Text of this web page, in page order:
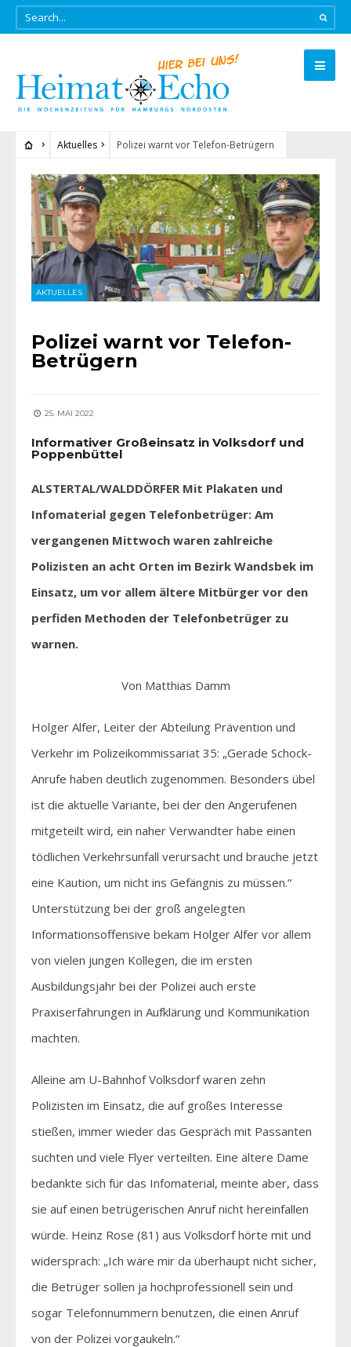
Aktuelles Polizei warnt vor Telefon-Betrügern
AKTUELLES
Polizei warnt vor Telefon-
Betrügern
25. MAI 2022
Informativer Großeinsatz in Volksdorf und
Poppenbüttel
ALSTERTAL/WALDDÖRFER Mit Plakaten und
Infomaterial gegen Telefonbetrüger: Am
vergangenen Mittwoch waren zahlreiche
Polizisten an acht Orten im Bezirk Wandsbek im
Einsatz, um vor allem ältere Mitbürger vor den
perfiden Methoden der Telefonbetrüger zu
warnen.
Von Matthias Damm
Holger Alfer, Leiter der Abteilung Prävention und
Verkehr im Polizeikommissariat 35: „Gerade Schock-
Anrufe haben deutlich zugenommen. Besonders übel
ist die aktuelle Variante, bei der den Angerufenen
mitgeteilt wird, ein naher Verwandter habe einen
tödlichen Verkehrsunfall verursacht und brauche jetzt
eine Kaution, um nicht ins Gefängnis zu müssen.“
Unterstützung bei der groß angelegten
Informationsoffensive bekam Holger Alfer vor allem
von vielen jungen Kollegen, die im ersten
Ausbildungsjahr bei der Polizei auch erste
Praxiserfahrungen in Aufklärung und Kommunikation
machten.
Alleine am U-Bahnhof Volksdorf waren zehn
Polizisten im Einsatz, die auf großes Interesse
stießen, immer wieder das Gespräch mit Passanten
suchten und viele Flyer verteilten. Eine ältere Dame
bedankte sich für das Infomaterial, meinte aber, dass
sie auf einen betrügerischen Anruf nicht hereinfallen
würde. Heinz Rose (81) aus Volksdorf hörte mit und
widersprach: „Ich wäre mir da überhaupt nicht sicher,
die Betrüger sollen ja hochprofessionell sein und
sogar Telefonnummern benutzen, die einen Anruf
von der Polizei vorgaukeln.“